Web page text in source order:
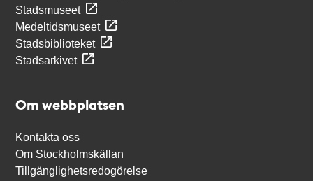
Stadsmuseet
Medeltidsmuseet
Stadsbiblioteket
Stadsarkivet
Om webbplatsen
Kontakta oss
Om Stockholmskällan
Tillgänglighetsredogörelse